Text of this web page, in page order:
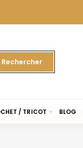
Rechercher
/ TRICOT BLOG